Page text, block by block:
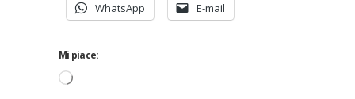
WhatsApp E-mail
Mi piace: